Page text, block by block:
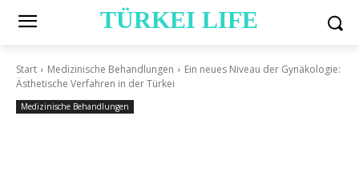
TÜRKEI LIFE
Start Medizinische Behandlungen
Ein neues Niveau der Gynäkologie:
Ästhetische Verfahren in der Türkei
Medizinische Behandlungen